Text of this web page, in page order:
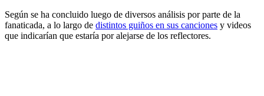
Según se ha concluido luego de diversos análisis por parte de la
fanaticada, a lo largo de distintos guiños en sus canciones y videos
que indicarían que estaría por alejarse de los reflectores.